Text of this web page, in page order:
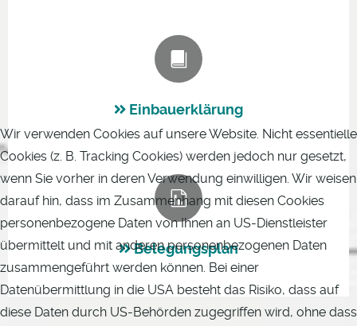
Einbauerklärung
Belegungsplan
Wir verwenden Cookies auf unsere Website. Nicht essentielle
Cookies (z. B. Tracking Cookies) werden jedoch nur gesetzt,
wenn Sie vorher in deren Verwendung einwilligen. Wir weisen
darauf hin, dass im Zusammenhang mit diesen Cookies
personenbezogene Daten von Ihnen an US-Dienstleister
übermittelt und mit anderen personenbezogenen Daten
zusammengeführt werden können. Bei einer
Datenübermittlung in die USA besteht das Risiko, dass auf
diese Daten durch US-Behörden zugegriffen wird, ohne dass